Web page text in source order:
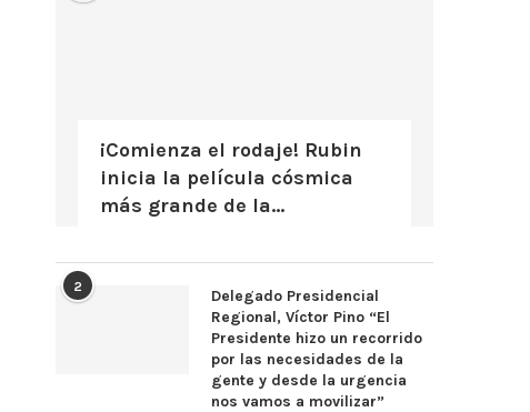
¡Comienza el rodaje! Rubin
inicia la película cósmica
más grande de la...
2
Delegado Presidencial
Regional, Víctor Pino “El
Presidente hizo un recorrido
por las necesidades de la
gente y desde la urgencia
nos vamos a movilizar”